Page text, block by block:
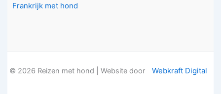
Frankrijk met hond
© 2026 Reizen met hond | Website door Webkraft Digital